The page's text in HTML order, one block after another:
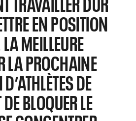
EN POSITION
MEILLEURE
LA PROCHAINE
DE
BLOQUER LE